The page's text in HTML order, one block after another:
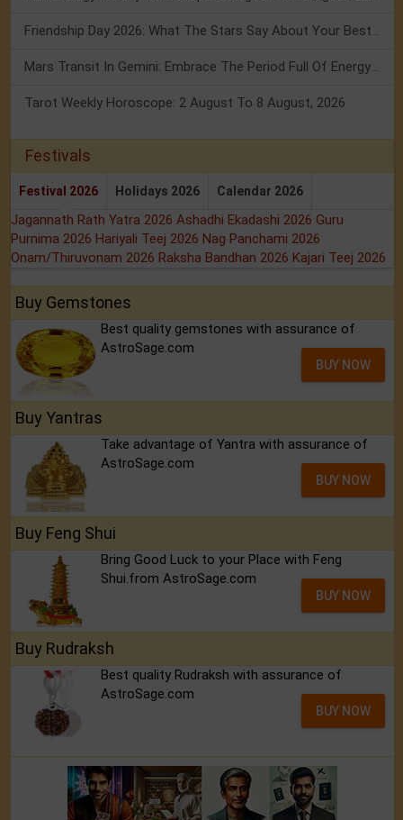
Tarot Weekly Horoscope: 2 August To 8 August, 2026
Festivals
Festival 2026 Holidays 2026 Calendar 2026
Jagannath Rath Yatra 2026 Ashadhi Ekadashi 2026 Guru
Purnima 2026 Hariyali Teej 2026 Nag Panchami 2026
Onam/Thiruvonam 2026 Raksha Bandhan 2026 Kajari Teej 2026
Buy Gemstones
Best quality gemstones with assurance of
AstroSage.com
BUY NOW
Buy Yantras
Take advantage of Yantra with assurance of
AstroSage.com
BUY NOW
Buy Feng Shui
Bring Good Luck to your Place with Feng
Shui.from AstroSage.com
BUY NOW
Buy Rudraksh
Best quality Rudraksh with assurance of
AstroSage.com
BUY NOW